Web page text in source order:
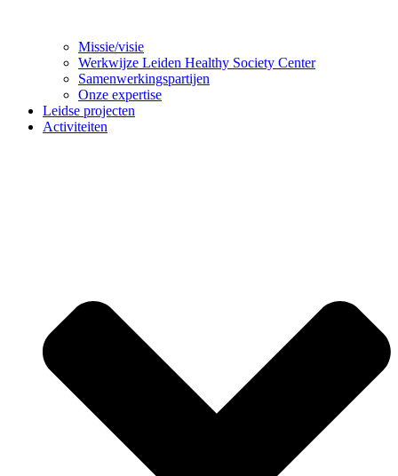
Missie/visie
Werkwijze Leiden Healthy Society Center
Samenwerkingspartijen
Onze expertise
Leidse projecten
Activiteiten